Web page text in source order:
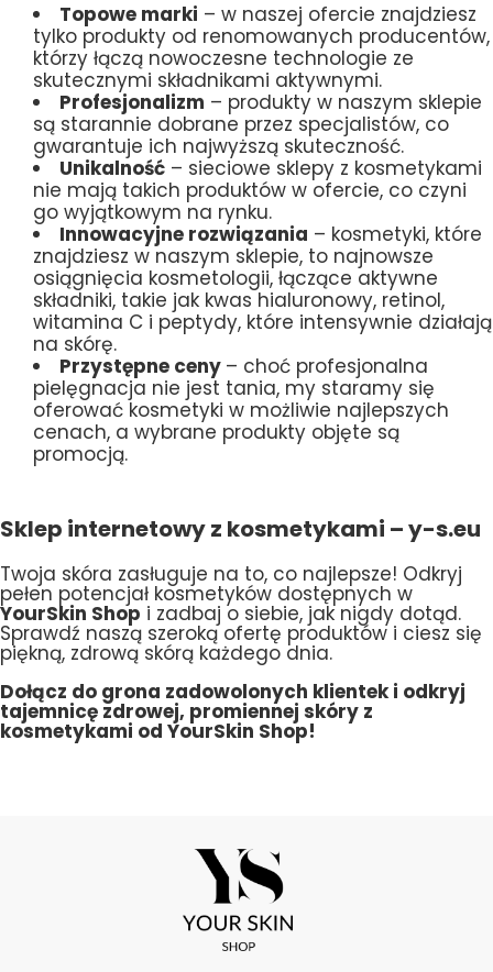
Topowe marki – w naszej ofercie znajdziesz
tylko produkty od renomowanych producentów,
którzy łączą nowoczesne technologie ze
skutecznymi składnikami aktywnymi.
Profesjonalizm – produkty w naszym sklepie
są starannie dobrane przez specjalistów, co
gwarantuje ich najwyższą skuteczność.
Unikalność – sieciowe sklepy z kosmetykami
nie mają takich produktów w ofercie, co czyni
go wyjątkowym na rynku.
Innowacyjne rozwiązania – kosmetyki, które
znajdziesz w naszym sklepie, to najnowsze
osiągnięcia kosmetologii, łączące aktywne
składniki, takie jak kwas hialuronowy, retinol,
witamina C i peptydy, które intensywnie działają
na skórę.
Przystępne ceny – choć profesjonalna
pielęgnacja nie jest tania, my staramy się
oferować kosmetyki w możliwie najlepszych
cenach, a wybrane produkty objęte są
promocją.
Sklep internetowy z kosmetykami – y-s.eu
Twoja skóra zasługuje na to, co najlepsze! Odkryj
pełen potencjał kosmetyków dostępnych w
YourSkin Shop i zadbaj o siebie, jak nigdy dotąd.
Sprawdź naszą szeroką ofertę produktów i ciesz się
piękną, zdrową skórą każdego dnia.
Dołącz do grona zadowolonych klientek i odkryj
tajemnicę zdrowej, promiennej skóry z
kosmetykami od YourSkin Shop!